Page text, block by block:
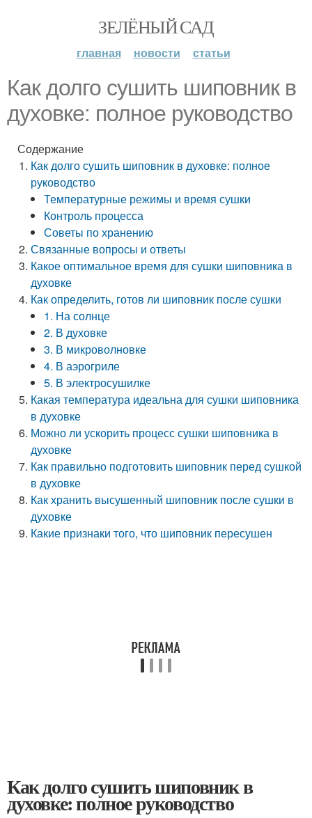
ЗЕЛЁНЫЙ САД
главная новости статьи
Как долго сушить шиповник в
духовке: полное руководство
Содержание
Как долго сушить шиповник в духовке: полное
руководство
Температурные режимы и время сушки
Контроль процесса
Советы по хранению
Связанные вопросы и ответы
Какое оптимальное время для сушки шиповника в
духовке
Как определить, готов ли шиповник после сушки
1. На солнце
2. В духовке
3. В микроволновке
4. В аэрогриле
5. В электросушилке
Какая температура идеальна для сушки шиповника
в духовке
Можно ли ускорить процесс сушки шиповника в
духовке
Как правильно подготовить шиповник перед сушкой
в духовке
Как хранить высушенный шиповник после сушки в
духовке
Какие признаки того, что шиповник пересушен
Как долго сушить шиповник в
духовке: полное руководство